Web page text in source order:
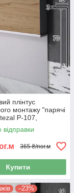
плінтус
монтажу "парячі
P-107,
відправки
365 ₴/пог.м
Купити
–23%